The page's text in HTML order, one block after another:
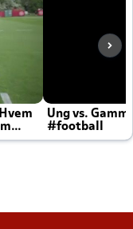
Ung vs.
#football